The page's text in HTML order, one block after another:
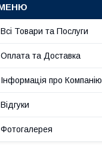
Всі Товари та Послуги
Оплата та Доставка
Інформація про Компанію
Відгуки
Фотогалерея